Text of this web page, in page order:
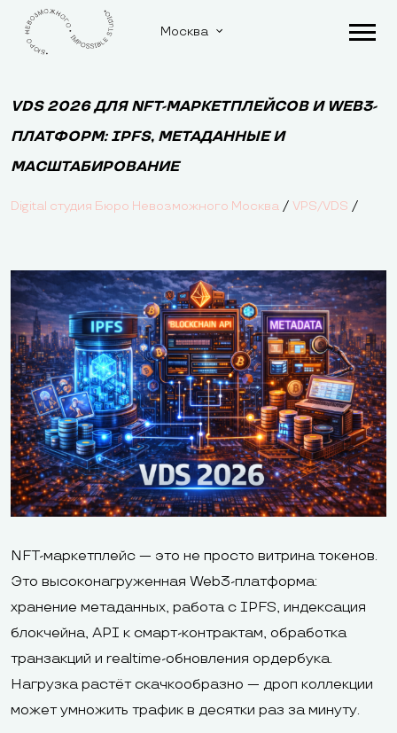
Москва
VDS 2026 ДЛЯ NFT-МАРКЕТПЛЕЙСОВ И WEB3-
ПЛАТФОРМ: IPFS, МЕТАДАННЫЕ И
МАСШТАБИРОВАНИЕ
Digital студия Бюро Невозможного Москва / VPS/VDS /
NFT-маркетплейс — это не просто витрина токенов.
Это высоконагруженная Web3-платформа:
хранение метаданных, работа с IPFS, индексация
блокчейна, API к смарт-контрактам, обработка
транзакций и realtime-обновления ордербука.
Нагрузка растёт скачкообразно — дроп коллекции
может умножить трафик в десятки раз за минуту.